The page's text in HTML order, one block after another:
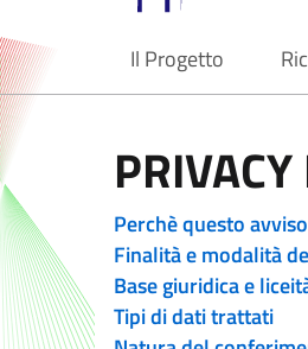
Il Progetto
current
Perchè questo avviso
Finalità e modalità
Base giuridica e
Tipi di dati trattati